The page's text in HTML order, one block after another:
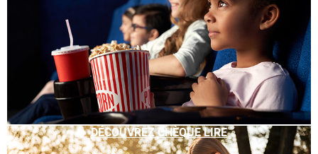
DÉCOUVREZ CHÈQUE LIRE